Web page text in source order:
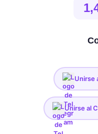
Unirse
Unirse al